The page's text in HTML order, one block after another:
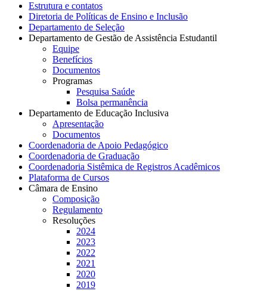
Estrutura e contatos
Diretoria de Políticas de Ensino e Inclusão
Departamento de Seleção
Departamento de Gestão de Assistência Estudantil
Equipe
Benefícios
Documentos
Programas
Pesquisa Saúde
Bolsa permanência
Departamento de Educação Inclusiva
Apresentação
Documentos
Coordenadoria de Apoio Pedagógico
Coordenadoria de Graduação
Coordenadoria Sistêmica de Registros Acadêmicos
Plataforma de Cursos
Câmara de Ensino
Composição
Regulamento
Resoluções
2024
2023
2022
2021
2020
2019